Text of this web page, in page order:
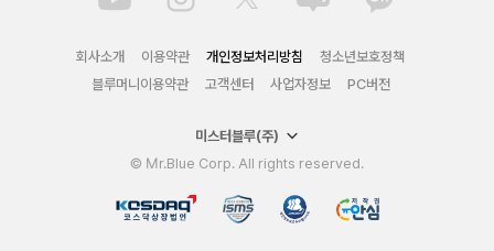
회사소개 이용약관 개인정보처리방침
청소년보호정책
블루머니이용약관
고객센터 사업자정보 PC버전
미스터블루(주)
© Mr.Blue Corp. All rights reserved.